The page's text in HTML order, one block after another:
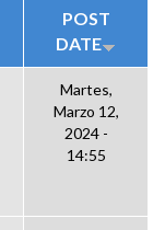
POST
DATE
Martes,
Marzo 12,
2024 -
14:55